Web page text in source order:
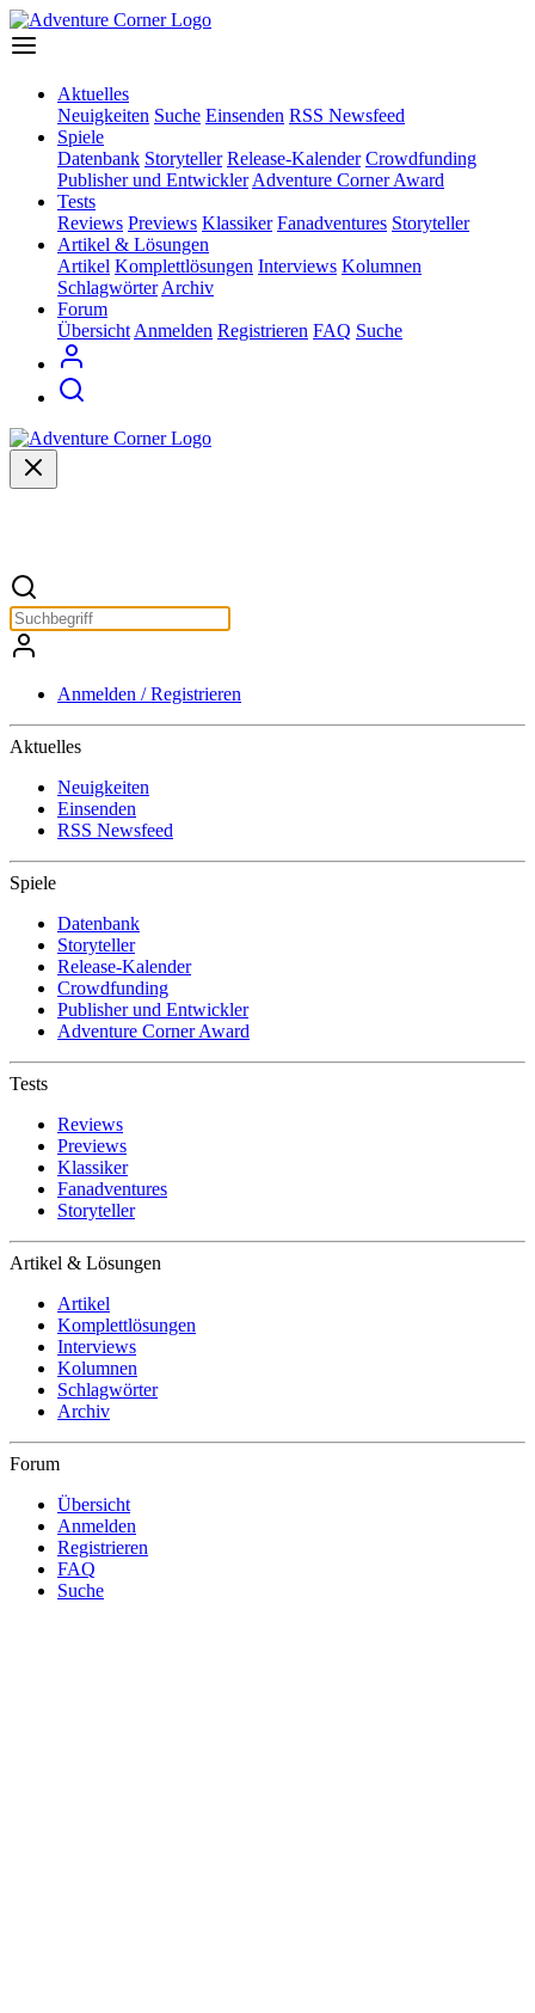
Aktuelles
Neuigkeiten Suche Einsenden RSS Newsfeed
Spiele
Datenbank Storyteller Release-Kalender Crowdfunding
Publisher und Entwickler Adventure Corner Award
Tests
Reviews Previews Klassiker Fanadventures Storyteller
Artikel & Lösungen
Artikel Komplettlösungen Interviews Kolumnen
Schlagwörter Archiv
Forum
Übersicht Anmelden Registrieren FAQ Suche
Anmelden / Registrieren
Aktuelles
Neuigkeiten
Einsenden
RSS Newsfeed
Spiele
Datenbank
Storyteller
Release-Kalender
Crowdfunding
Publisher und Entwickler
Adventure Corner Award
Tests
Reviews
Previews
Klassiker
Fanadventures
Storyteller
Artikel & Lösungen
Artikel
Komplettlösungen
Interviews
Kolumnen
Schlagwörter
Archiv
Forum
Übersicht
Anmelden
Registrieren
FAQ
Suche